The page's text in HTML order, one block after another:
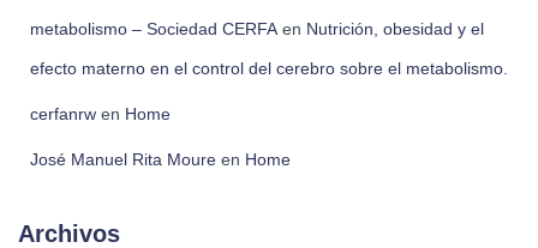
metabolismo – Sociedad CERFA en Nutrición, obesidad y el
efecto materno en el control del cerebro sobre el metabolismo.
cerfanrw en Home
José Manuel Rita Moure en Home
Archivos